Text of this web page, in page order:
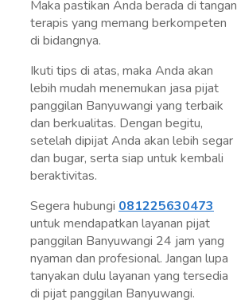
Maka pastikan Anda berada di tangan
terapis yang memang berkompeten
di bidangnya.
Ikuti tips di atas, maka Anda akan
lebih mudah menemukan jasa pijat
panggilan Banyuwangi yang terbaik
dan berkualitas. Dengan begitu,
setelah dipijat Anda akan lebih segar
dan bugar, serta siap untuk kembali
beraktivitas.
Segera hubungi 081225630473
untuk mendapatkan layanan pijat
panggilan Banyuwangi 24 jam yang
nyaman dan profesional. Jangan lupa
tanyakan dulu layanan yang tersedia
di pijat panggilan Banyuwangi.